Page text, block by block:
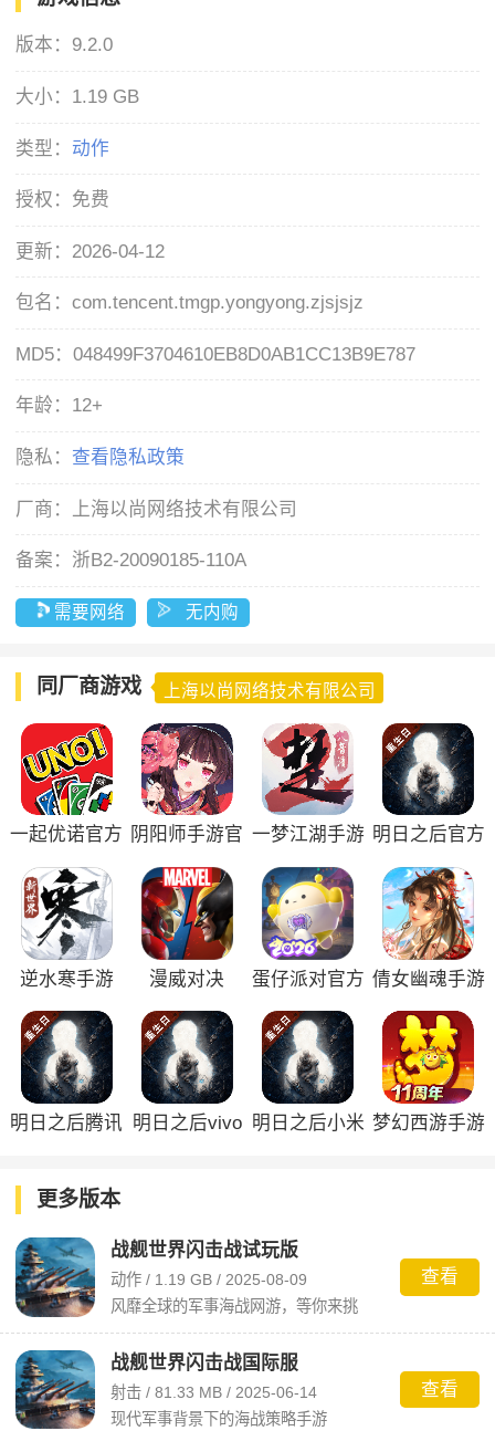
版本： 9.2.0
大小： 1.19 GB
类型： 动作
授权： 免费
更新： 2026-04-12
包名：com.tencent.tmgp.yongyong.zjsjsjz
MD5：048499F3704610EB8D0AB1CC13B9E787
年龄： 12+
隐私： 查看隐私政策
厂商： 上海以尚网络技术有限公司
备案： 浙B2-20090185-110A
需要网络 无内购
同厂商游戏 上海以尚网络技术有限公司
一起优诺官方 阴阳师手游官 一梦江湖手游 明日之后官方
逆水寒手游 漫威对决
蛋仔派对官方 倩女幽魂手游
明日之后腾讯 明日之后vivo 明日之后小米 梦幻西游手游
更多版本
战舰世界闪击战试玩版
动作 / 1.19 GB / 2025-08-09
风靡全球的军事海战网游，等你来挑
战！
查看
战舰世界闪击战国际服
射击 / 81.33 MB / 2025-06-14
现代军事背景下的海战策略手游
查看